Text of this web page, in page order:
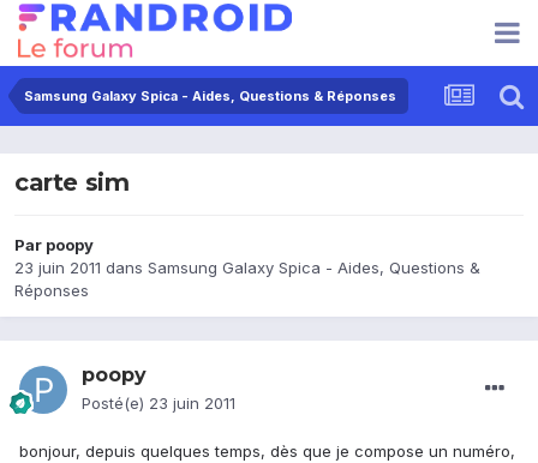
Samsung Galaxy Spica - Aides, Questions & Réponses
carte sim
Par poopy
23 juin 2011 dans Samsung Galaxy Spica - Aides, Questions &
Réponses
poopy
Posté(e) 23 juin 2011
bonjour, depuis quelques temps, dès que je compose un numéro,